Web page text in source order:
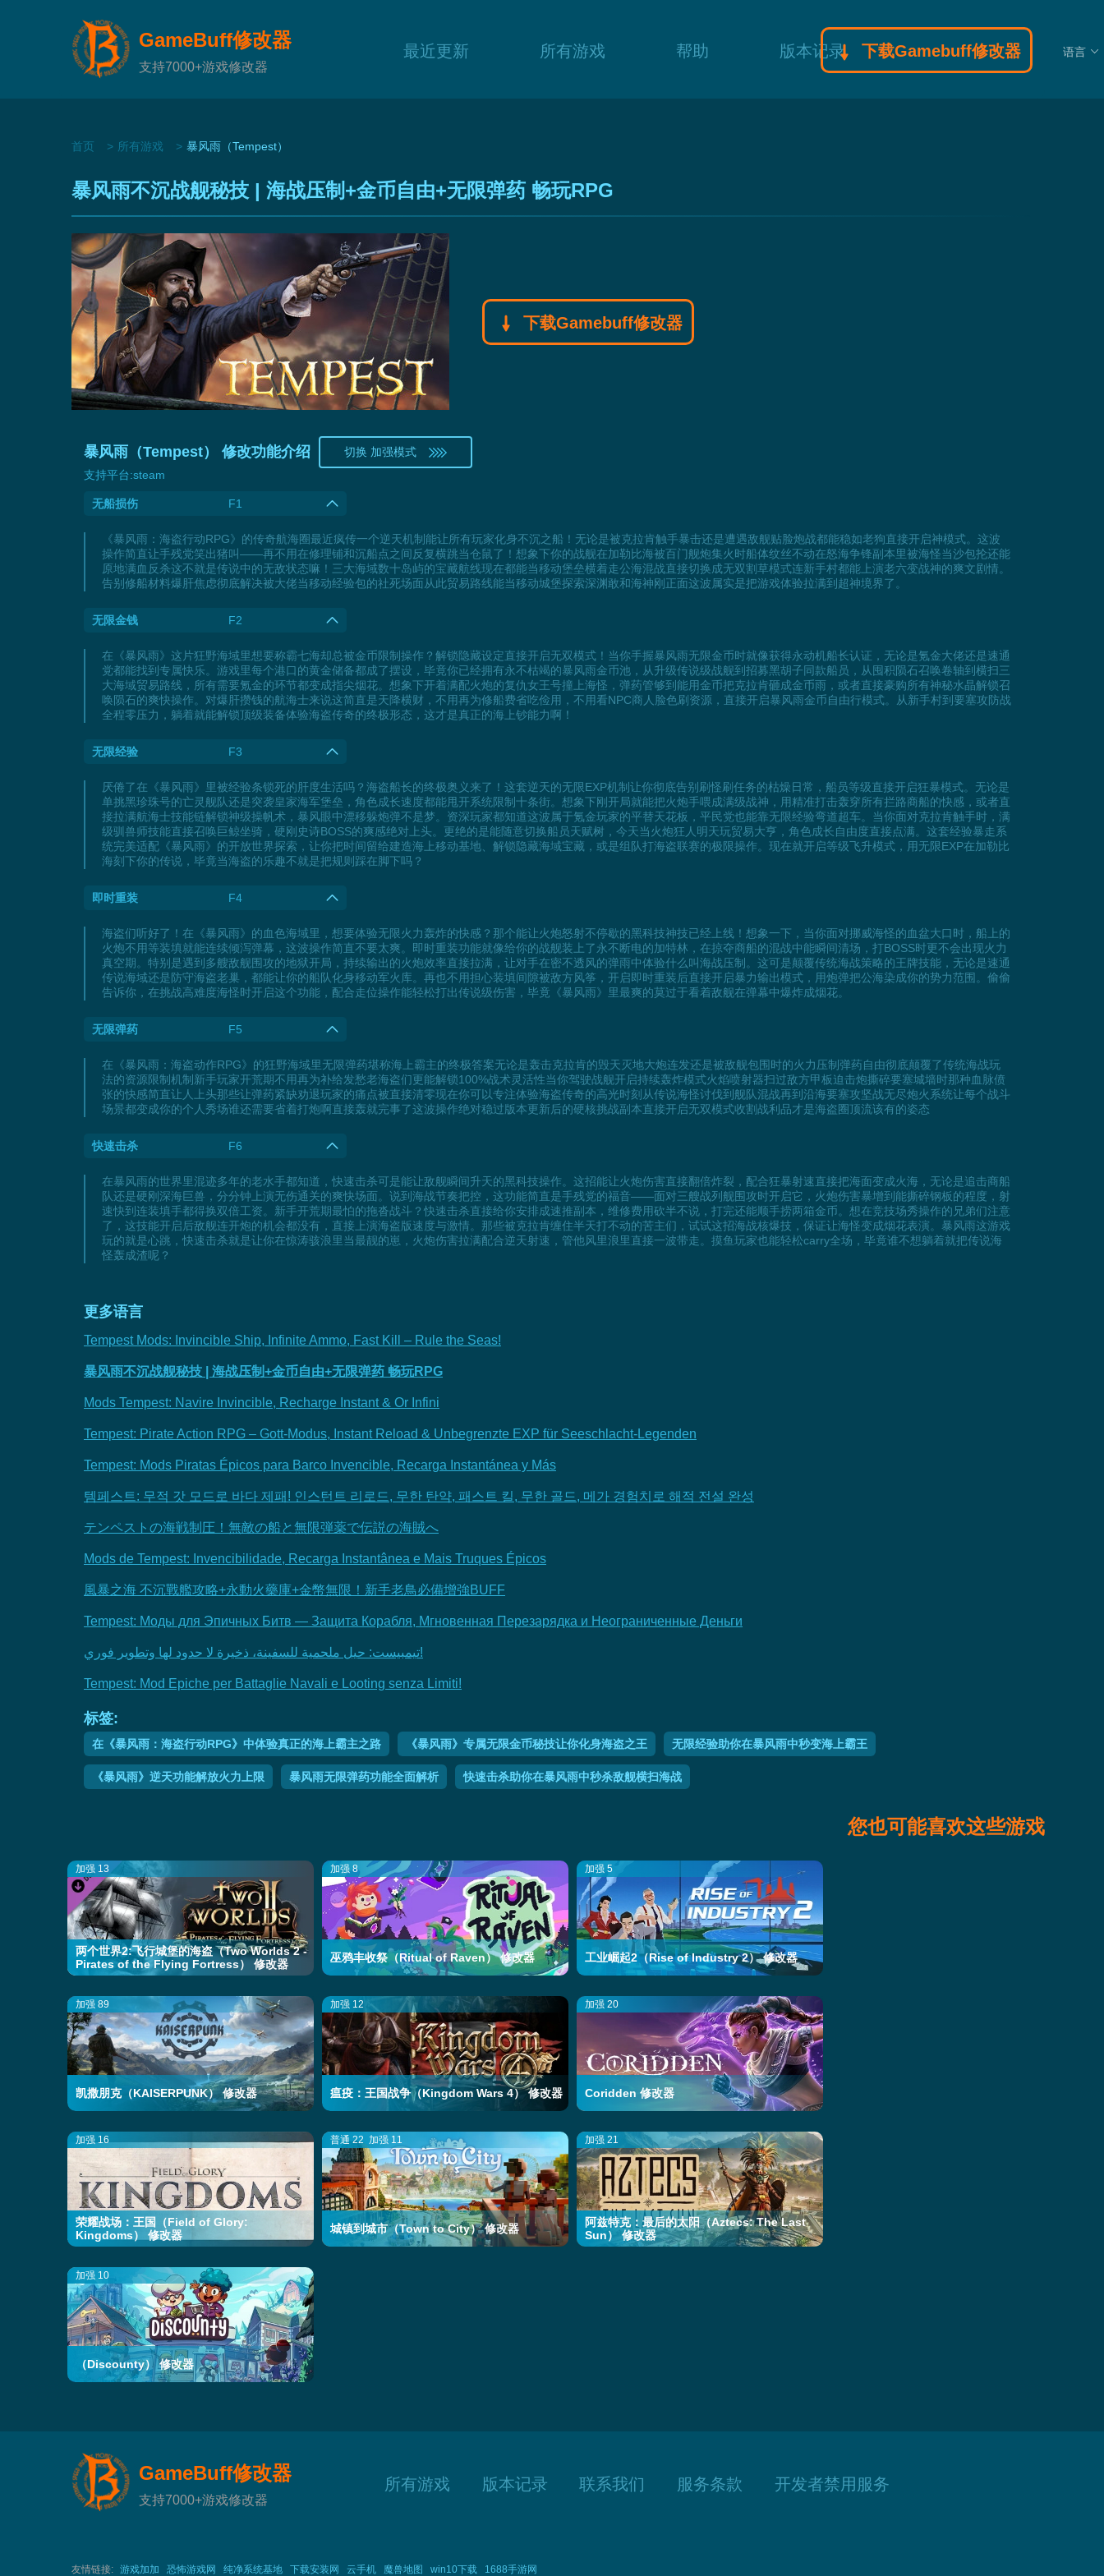
GameBuff修改器
支持7000+游戏修改器
最近更新 所有游戏 帮助 版本记录 下载Gamebuff修改器 语言
首页 所有游戏 暴风雨（Tempest）
暴风雨不沉战舰秘技 | 海战压制+金币自由+无限弹药 畅玩RPG
下载Gamebuff修改器
暴风雨（Tempest） 修改功能介绍
切换 加强模式
支持平台:steam
无船损伤 F1
《暴风雨：海盗行动RPG》的传奇航海圈最近疯传一个逆天机制能让所有玩家化身不沉之船！无论是被克拉肯触手暴击还是遭遇敌舰贴脸炮战都能稳如老狗直接开启神模式。这波
操作简直让手残党笑出猪叫——再不用在修理铺和沉船点之间反复横跳当仓鼠了！想象下你的战舰在加勒比海被百门舰炮集火时船体纹丝不动在怒海争锋副本里被海怪当沙包抡还能
原地满血反杀这不就是传说中的无敌状态嘛！三大海域数十岛屿的宝藏航线现在都能当移动堡垒横着走公海混战直接切换成无双割草模式连新手村都能上演老六变战神的爽文剧情。
告别修船材料爆肝焦虑彻底解决被大佬当移动经验包的社死场面从此贸易路线能当移动城堡探索深渊敢和海神刚正面这波属实是把游戏体验拉满到超神境界了。
无限金钱 F2
在《暴风雨》这片狂野海域里想要称霸七海却总被金币限制操作？解锁隐藏设定直接开启无双模式！当你手握暴风雨无限金币时就像获得永动机船长认证，无论是氪金大佬还是速通
党都能找到专属快乐。游戏里每个港口的黄金储备都成了摆设，毕竟你已经拥有永不枯竭的暴风雨金币池，从升级传说级战舰到招募黑胡子同款船员，从囤积陨石召唤卷轴到横扫三
大海域贸易路线，所有需要氪金的环节都变成指尖烟花。想象下开着满配火炮的复仇女王号撞上海怪，弹药管够到能用金币把克拉肯砸成金币雨，或者直接豪购所有神秘水晶解锁召
唤陨石的爽快操作。对爆肝攒钱的航海士来说这简直是天降横财，不用再为修船费省吃俭用，不用看NPC商人脸色刷资源，直接开启暴风雨金币自由行模式。从新手村到要塞攻防战
全程零压力，躺着就能解锁顶级装备体验海盗传奇的终极形态，这才是真正的海上钞能力啊！
无限经验 F3
厌倦了在《暴风雨》里被经验条锁死的肝度生活吗？海盗船长的终极奥义来了！这套逆天的无限EXP机制让你彻底告别刷怪刷任务的枯燥日常，船员等级直接开启狂暴模式。无论是
单挑黑珍珠号的亡灵舰队还是突袭皇家海军堡垒，角色成长速度都能甩开系统限制十条街。想象下刚开局就能把火炮手喂成满级战神，用精准打击轰穿所有拦路商船的快感，或者直
接拉满航海士技能链解锁神级操帆术，暴风眼中漂移躲炮弹不是梦。资深玩家都知道这波属于氪金玩家的平替天花板，平民党也能靠无限经验弯道超车。当你面对克拉肯触手时，满
级驯兽师技能直接召唤巨鲸坐骑，硬刚史诗BOSS的爽感绝对上头。更绝的是能随意切换船员天赋树，今天当火炮狂人明天玩贸易大亨，角色成长自由度直接点满。这套经验暴走系
统完美适配《暴风雨》的开放世界探索，让你把时间留给建造海上移动基地、解锁隐藏海域宝藏，或是组队打海盗联赛的极限操作。现在就开启等级飞升模式，用无限EXP在加勒比
海刻下你的传说，毕竟当海盗的乐趣不就是把规则踩在脚下吗？
即时重装 F4
海盗们听好了！在《暴风雨》的血色海域里，想要体验无限火力轰炸的快感？那个能让火炮怒射不停歇的黑科技神技已经上线！想象一下，当你面对挪威海怪的血盆大口时，船上的
火炮不用等装填就能连续倾泻弹幕，这波操作简直不要太爽。即时重装功能就像给你的战舰装上了永不断电的加特林，在掠夺商船的混战中能瞬间清场，打BOSS时更不会出现火力
真空期。特别是遇到多艘敌舰围攻的地狱开局，持续输出的火炮效率直接拉满，让对手在密不透风的弹雨中体验什么叫海战压制。这可是颠覆传统海战策略的王牌技能，无论是速通
传说海域还是防守海盗老巢，都能让你的船队化身移动军火库。再也不用担心装填间隙被敌方风筝，开启即时重装后直接开启暴力输出模式，用炮弹把公海染成你的势力范围。偷偷
告诉你，在挑战高难度海怪时开启这个功能，配合走位操作能轻松打出传说级伤害，毕竟《暴风雨》里最爽的莫过于看着敌舰在弹幕中爆炸成烟花。
无限弹药 F5
在《暴风雨：海盗动作RPG》的狂野海域里无限弹药堪称海上霸主的终极答案无论是轰击克拉肯的毁天灭地大炮连发还是被敌舰包围时的火力压制弹药自由彻底颠覆了传统海战玩
法的资源限制机制新手玩家开荒期不用再为补给发愁老海盗们更能解锁100%战术灵活性当你驾驶战舰开启持续轰炸模式火焰喷射器扫过敌方甲板迫击炮撕碎要塞城墙时那种血脉偾
张的快感简直让人上头那些让弹药紧缺劝退玩家的痛点被直接清零现在你可以专注体验海盗传奇的高光时刻从传说海怪讨伐到舰队混战再到沿海要塞攻坚战无尽炮火系统让每个战斗
场景都变成你的个人秀场谁还需要省着打炮啊直接轰就完事了这波操作绝对稳过版本更新后的硬核挑战副本直接开启无双模式收割战利品才是海盗圈顶流该有的姿态
快速击杀 F6
在暴风雨的世界里混迹多年的老水手都知道，快速击杀可是能让敌舰瞬间升天的黑科技操作。这招能让火炮伤害直接翻倍炸裂，配合狂暴射速直接把海面变成火海，无论是追击商船
队还是硬刚深海巨兽，分分钟上演无伤通关的爽快场面。说到海战节奏把控，这功能简直是手残党的福音——面对三艘战列舰围攻时开启它，火炮伤害暴增到能撕碎钢板的程度，射
速快到连装填手都得换双倍工资。新手开荒期最怕的拖沓战斗？快速击杀直接给你安排成速推副本，维修费用砍半不说，打完还能顺手捞两箱金币。想在竞技场秀操作的兄弟们注意
了，这技能开启后敌舰连开炮的机会都没有，直接上演海盗版速度与激情。那些被克拉肯缠住半天打不动的苦主们，试试这招海战核爆技，保证让海怪变成烟花表演。暴风雨这游戏
玩的就是心跳，快速击杀就是让你在惊涛骇浪里当最靓的崽，火炮伤害拉满配合逆天射速，管他风里浪里直接一波带走。摸鱼玩家也能轻松carry全场，毕竟谁不想躺着就把传说海
怪轰成渣呢？
更多语言
Tempest Mods: Invincible Ship, Infinite Ammo, Fast Kill – Rule the Seas!
暴风雨不沉战舰秘技 | 海战压制+金币自由+无限弹药 畅玩RPG
Mods Tempest: Navire Invincible, Recharge Instant & Or Infini
Tempest: Pirate Action RPG – Gott-Modus, Instant Reload & Unbegrenzte EXP für Seeschlacht-Legenden
Tempest: Mods Piratas Épicos para Barco Invencible, Recarga Instantánea y Más
템페스트: 무적 갓 모드로 바다 제패! 인스턴트 리로드, 무한 탄약, 패스트 킬, 무한 골드, 메가 경험치로 해적 전설 완성
テンペストの海戦制圧！無敵の船と無限弾薬で伝説の海賊へ
Mods de Tempest: Invencibilidade, Recarga Instantânea e Mais Truques Épicos
風暴之海 不沉戰艦攻略+永動火藥庫+金幣無限！新手老鳥必備增強BUFF
Tempest: Моды для Эпичных Битв — Защита Корабля, Мгновенная Перезарядка и Неограниченные Деньги
تيمبيست: حيل ملحمية للسفينة، ذخيرة لا حدود لها وتطوير فوري!
Tempest: Mod Epiche per Battaglie Navali e Looting senza Limiti!
标签:
在《暴风雨：海盗行动RPG》中体验真正的海上霸主之路 《暴风雨》专属无限金币秘技让你化身海盗之王 无限经验助你在暴风雨中秒变海上霸王
《暴风雨》逆天功能解放火力上限 暴风雨无限弹药功能全面解析 快速击杀助你在暴风雨中秒杀敌舰横扫海战
您也可能喜欢这些游戏
加强 13
两个世界2:飞行城堡的海盗（Two Worlds 2 -
Pirates of the Flying Fortress） 修改器
加强 8
巫鸦丰收祭（Ritual of Raven） 修改器
加强 5
工业崛起2（Rise of Industry 2） 修改器
加强 89
凯撒朋克（KAISERPUNK） 修改器
加强 12
瘟疫：王国战争（Kingdom Wars 4） 修改器
加强 20
Coridden 修改器
加强 16
荣耀战场：王国（Field of Glory:
Kingdoms） 修改器
普通 22 加强 11
城镇到城市（Town to City） 修改器
加强 21
阿兹特克：最后的太阳（Aztecs: The Last
Sun） 修改器
加强 10
（Discounty） 修改器
GameBuff修改器
支持7000+游戏修改器
所有游戏 版本记录 联系我们 服务条款 开发者禁用服务
友情链接: 游戏加加 恐怖游戏网 纯净系统基地 下载安装网 云手机 魔兽地图 win10下载 1688手游网